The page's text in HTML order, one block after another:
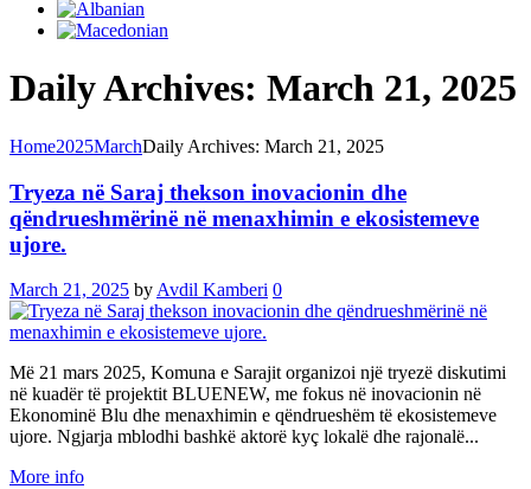
Daily Archives: March 21, 2025
Home2025MarchDaily Archives: March 21, 2025
Tryeza në Saraj thekson inovacionin dhe
qëndrueshmërinë në menaxhimin e ekosistemeve
ujore.
March 21, 2025 by Avdil Kamberi 0
Më 21 mars 2025, Komuna e Sarajit organizoi një tryezë diskutimi
në kuadër të projektit BLUENEW, me fokus në inovacionin në
Ekonominë Blu dhe menaxhimin e qëndrueshëm të ekosistemeve
ujore. Ngjarja mblodhi bashkë aktorë kyç lokalë dhe rajonalë...
More info